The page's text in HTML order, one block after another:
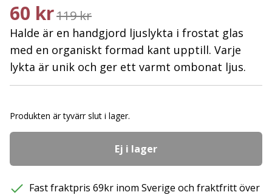
60 kr119 kr
Halde är en handgjord ljuslykta i frostat glas
med en organiskt formad kant upptill. Varje
lykta är unik och ger ett varmt ombonat ljus.
Produkten är tyvärr slut i lager.
Ej i lager
Fast fraktpris 69kr inom Sverige och fraktfritt över